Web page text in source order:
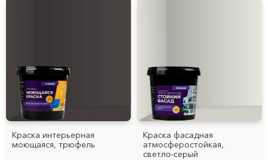
Краска интерьерная
моющаяся, трюфель
Краска фасадная
атмосферостойкая,
светло-серый